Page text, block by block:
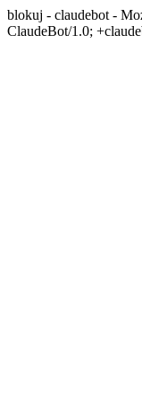
blokuj - claudebot -
ClaudeBot/1.0;